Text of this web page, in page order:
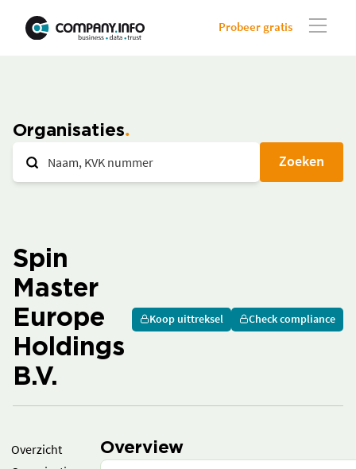
Probeer gratis
Organisaties
Zoeken
Spin
Master
Europe
Holdings
B.V.
Koop uittreksel Check compliance
Overzicht
Overview